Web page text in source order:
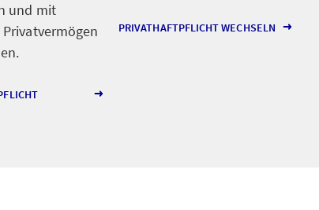
und mit
PRIVATHAFTPFLICHT WECHSELN